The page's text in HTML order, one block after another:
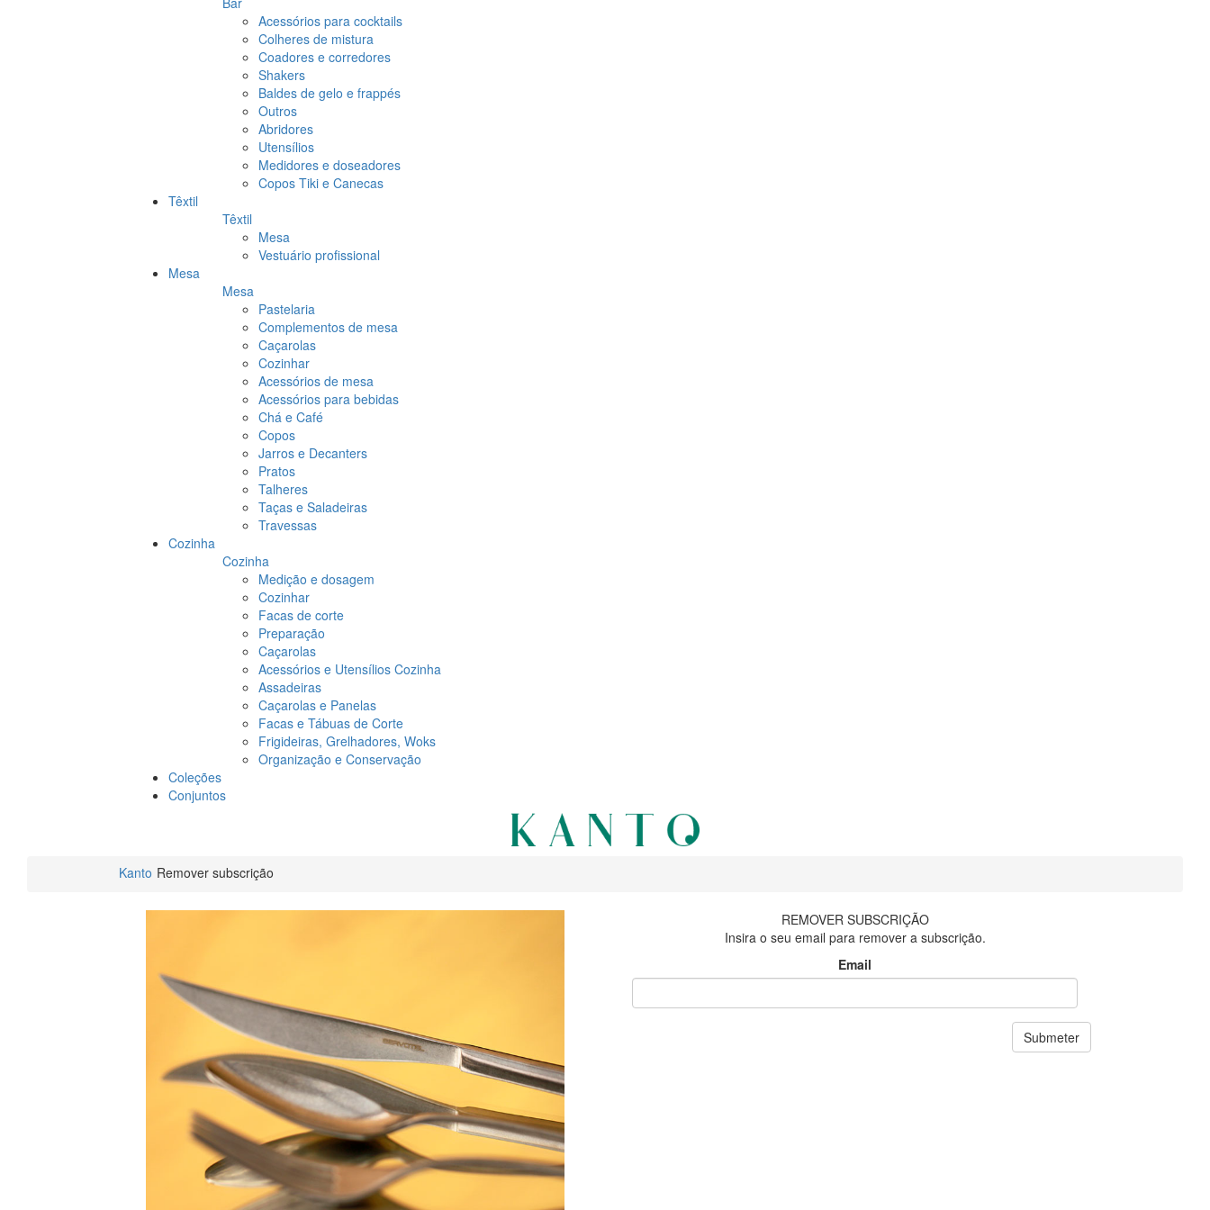
Acessórios para cocktails
Colheres de mistura
Coadores e corredores
Shakers
Baldes de gelo e frappés
Outros
Abridores
Utensílios
Medidores e doseadores
Copos Tiki e Canecas
Têxtil
Têxtil
Mesa
Vestuário profissional
Mesa
Mesa
Pastelaria
Complementos de mesa
Caçarolas
Cozinhar
Acessórios de mesa
Acessórios para bebidas
Chá e Café
Copos
Jarros e Decanters
Pratos
Talheres
Taças e Saladeiras
Travessas
Cozinha
Cozinha
Medição e dosagem
Cozinhar
Facas de corte
Preparação
Caçarolas
Acessórios e Utensílios Cozinha
Assadeiras
Caçarolas e Panelas
Facas e Tábuas de Corte
Frigideiras, Grelhadores, Woks
Organização e Conservação
Coleções
Conjuntos
Kanto Remover subscrição
REMOVER SUBSCRIÇÃO
Insira o seu email para remover a subscrição.
Email
Submeter